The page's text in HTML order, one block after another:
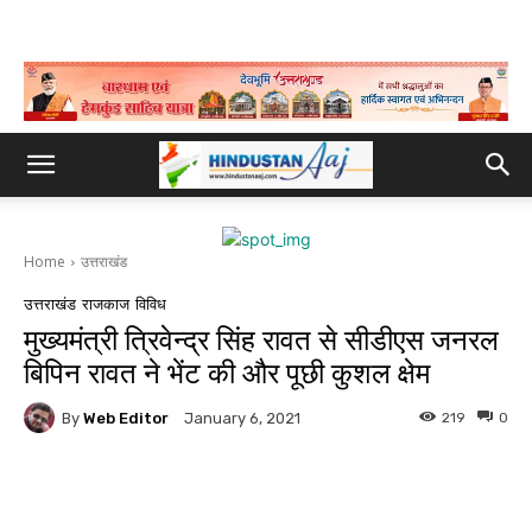
Home उत्तराखंड
उत्तराखंड राजकाज विविध
मुख्यमंत्री त्रिवेन्द्र सिंह रावत से सीडीएस जनरल
बिपिन रावत ने भेंट की और पूछी कुशल क्षेम
By Web Editor January 6, 2021 0
219